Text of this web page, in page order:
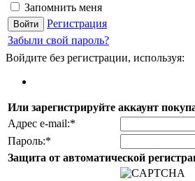
Запомнить меня
Регистрация
Забыли свой пароль?
Войдите без регистрации, используя:
Или зарегистрируйте аккаунт
Адрес e-mail:*
Пароль:*
Защита от автоматической